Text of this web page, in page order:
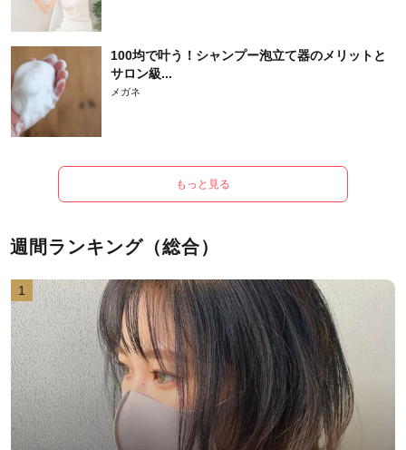
100均で叶う！シャンプー泡立て器のメリットと
サロン級...
メガネ
もっと見る
週間ランキング（総合）
1